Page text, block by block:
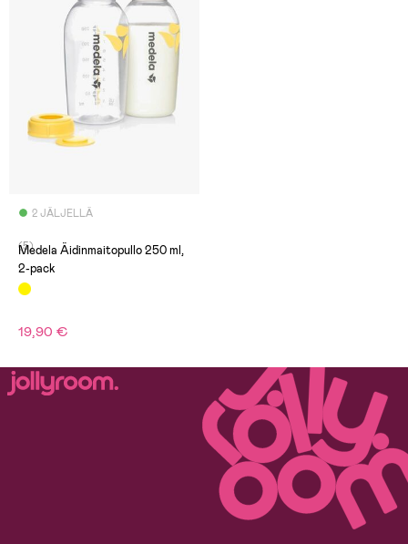
2 JÄLJELLÄ
(5)
Medela Äidinmaitopullo 250 ml,
2-pack
19,90 €